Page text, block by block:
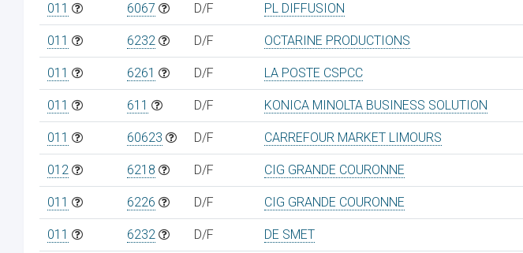
011 6067 D/F PL DIFFUSION
011 6232 D/F OCTARINE PRODUCTIONS
011 6261 D/F LA POSTE CSPCC
011 611 D/F KONICA MINOLTA BUSINESS SOLUTION
011 60623 D/F CARREFOUR MARKET LIMOURS
012 6218 D/F CIG GRANDE COURONNE
011 6226 D/F CIG GRANDE COURONNE
011 6232 D/F DE SMET